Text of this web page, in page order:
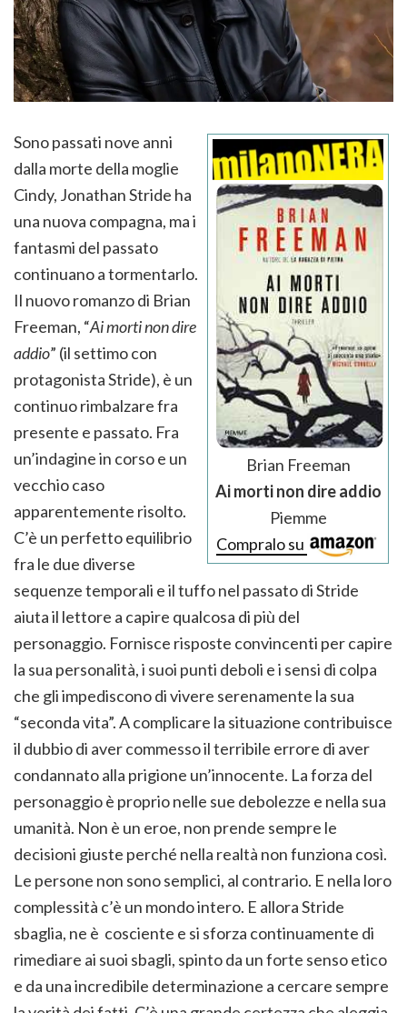
Brian Freeman
Ai morti non dire addio
Piemme
Compralo su
Sono passati nove anni
dalla morte della moglie
Cindy, Jonathan Stride ha
una nuova compagna, ma i
fantasmi del passato
continuano a tormentarlo.
Il nuovo romanzo di Brian
Freeman, “Ai morti non dire
addio” (il settimo con
protagonista Stride), è un
continuo rimbalzare fra
presente e passato. Fra
un’indagine in corso e un
vecchio caso
apparentemente risolto.
C’è un perfetto equilibrio
fra le due diverse
sequenze temporali e il tuffo nel passato di Stride
aiuta il lettore a capire qualcosa di più del
personaggio. Fornisce risposte convincenti per capire
la sua personalità, i suoi punti deboli e i sensi di colpa
che gli impediscono di vivere serenamente la sua
“seconda vita”. A complicare la situazione contribuisce
il dubbio di aver commesso il terribile errore di aver
condannato alla prigione un’innocente. La forza del
personaggio è proprio nelle sue debolezze e nella sua
umanità. Non è un eroe, non prende sempre le
decisioni giuste perché nella realtà non funziona così.
Le persone non sono semplici, al contrario. E nella loro
complessità c’è un mondo intero. E allora Stride
sbaglia, ne è cosciente e si sforza continuamente di
rimediare ai suoi sbagli, spinto da un forte senso etico
e da una incredibile determinazione a cercare sempre